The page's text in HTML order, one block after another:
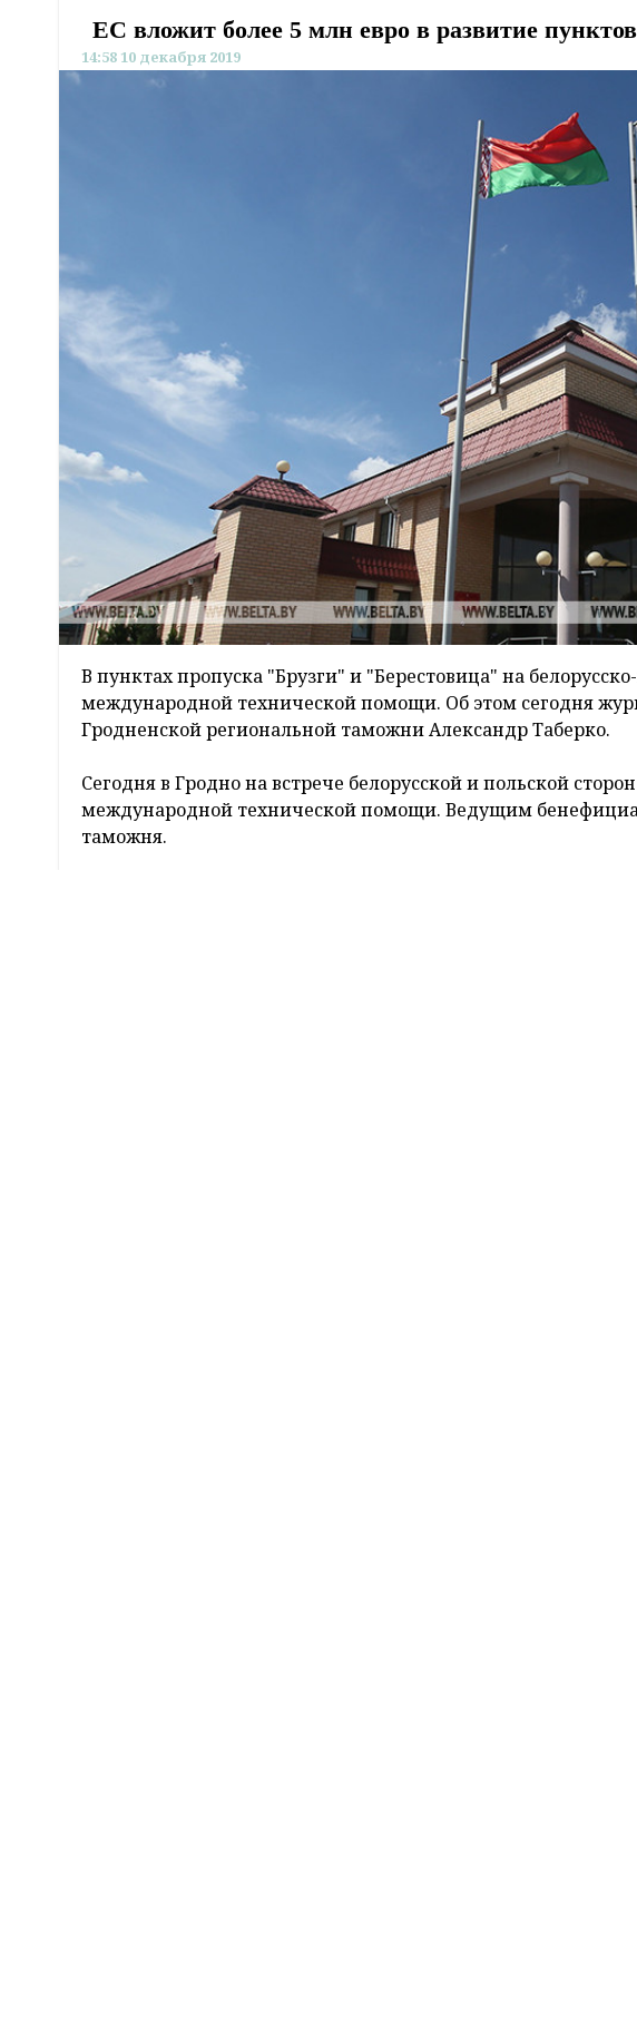
ЕС вложит более 5 млн евро в развитие
14:58 10 декабря 2019
В пунктах пропуска "Брузги" и "Берестовица" на
международной технической помощи. Об этом сегодня
Гродненской региональной таможни Александр Таберко.
Сегодня в Гродно на встрече белорусской и польской
международной технической помощи. Ведущим
таможня.